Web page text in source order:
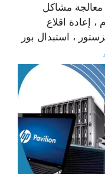
معالجة مشاكل
، إعادة اقلاع
، استبدال بور